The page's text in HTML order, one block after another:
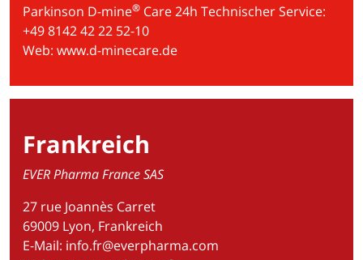
Parkinson D-mine® Care 24h Technischer Service:
+49 8142 42 22 52-10
Web: www.d-minecare.de
Frankreich
EVER Pharma France SAS
27 rue Joannès Carret
69009 Lyon, Frankreich
E-Mail: info.fr@everpharma.com